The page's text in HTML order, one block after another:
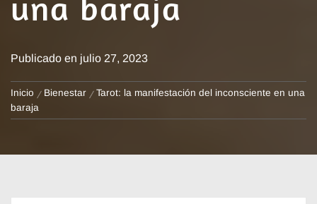
Publicado en julio 27, 2023
Inicio Bienestar
Tarot: la manifestación del inconsciente en una
baraja